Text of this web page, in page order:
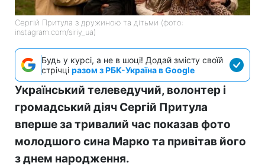
Сергій Притула з дружиною та дітьми (фото:
instagram.com/siriy_ua)
Будь у курсі, а не в шоці! Додай змісту своїй
стрічці разом з РБК-Україна в Google
Український телеведучий, волонтер і
громадський діяч Сергій Притула
вперше за тривалий час показав фото
молодшого сина Марко та привітав його
з днем народження.